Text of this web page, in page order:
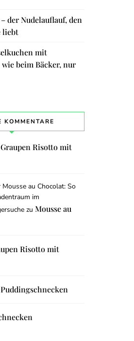
der Nudelauflauf, den
liebt
mit
beim Bäcker, nur
KOMMENTARE
Graupen Risotto mit
au Chocolat: So
im
zu Mousse au
Risotto mit
Puddingschnecken